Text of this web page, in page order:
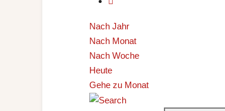
Nach Jahr
Nach Monat
Nach Woche
Heute
Gehe zu Monat